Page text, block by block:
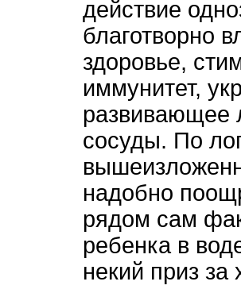
действие
благотворно
здоровье,
иммунитет,
развивающее
сосуды. По
надобно
рядом сам
ребенка в
некий приз